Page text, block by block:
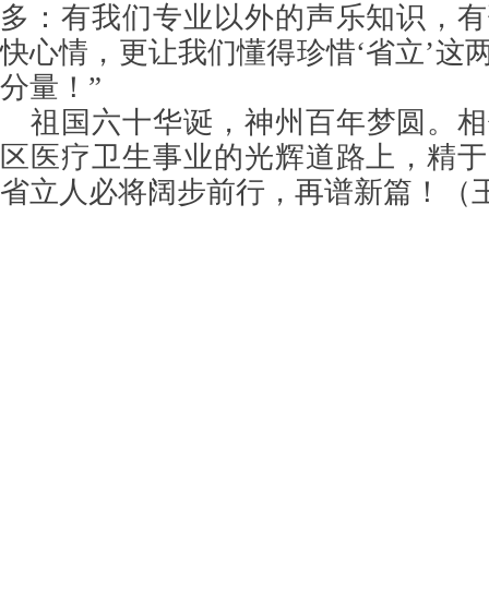
多：有我们专业以外的声乐知识，
快心情，更让我们懂得珍惜‘省立’这
分量！”
祖国六十华诞，神州百年梦圆。
区医疗卫生事业的光辉道路上，精
省立人必将阔步前行，再谱新篇！（